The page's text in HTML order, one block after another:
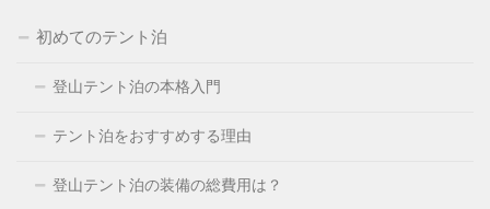
初めてのテント泊
登山テント泊の本格入門
テント泊をおすすめする理由
登山テント泊の装備の総費用は？